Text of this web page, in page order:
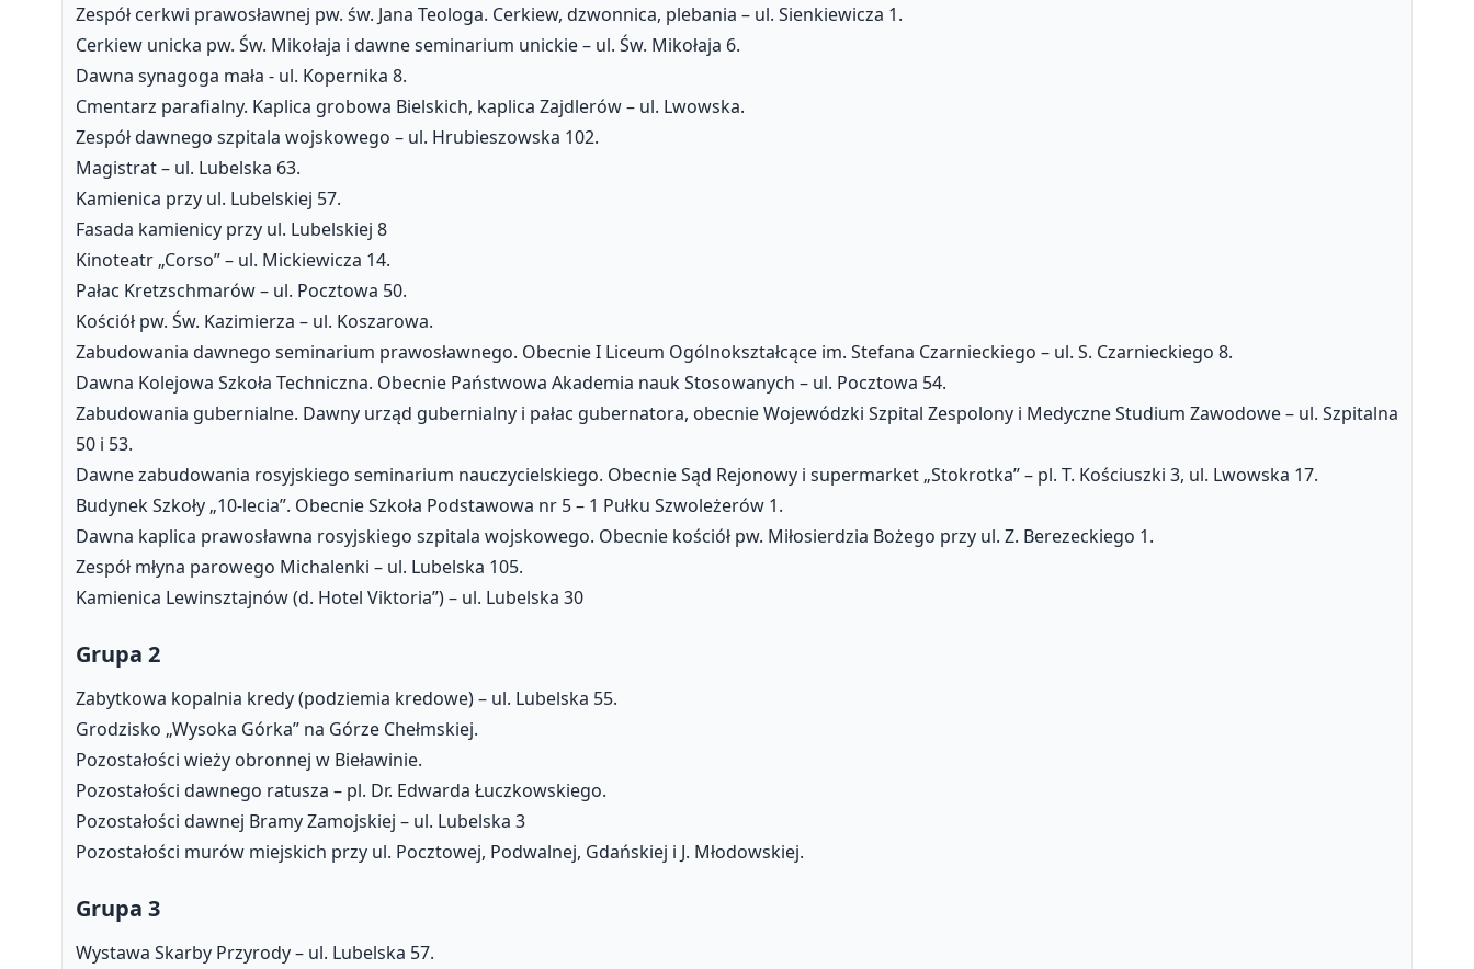
Zespół cerkwi prawosławnej pw. św. Jana Teologa. Cerkiew, dzwonnica, plebania – ul. Sienkiewicza 1.
Cerkiew unicka pw. Św. Mikołaja i dawne seminarium unickie – ul. Św. Mikołaja 6.
Dawna synagoga mała - ul. Kopernika 8.
Cmentarz parafialny. Kaplica grobowa Bielskich, kaplica Zajdlerów – ul. Lwowska.
Zespół dawnego szpitala wojskowego – ul. Hrubieszowska 102.
Magistrat – ul. Lubelska 63.
Kamienica przy ul. Lubelskiej 57.
Fasada kamienicy przy ul. Lubelskiej 8
Kinoteatr „Corso” – ul. Mickiewicza 14.
Pałac Kretzschmarów – ul. Pocztowa 50.
Kościół pw. Św. Kazimierza – ul. Koszarowa.
Zabudowania dawnego seminarium prawosławnego. Obecnie I Liceum Ogólnokształcące im. Stefana Czarnieckiego – ul. S. Czarnieckiego 8.
Dawna Kolejowa Szkoła Techniczna. Obecnie Państwowa Akademia nauk Stosowanych – ul. Pocztowa 54.
Zabudowania gubernialne. Dawny urząd gubernialny i pałac gubernatora, obecnie Wojewódzki Szpital Zespolony i Medyczne Studium Zawodowe – ul. Szpitalna
50 i 53.
Dawne zabudowania rosyjskiego seminarium nauczycielskiego. Obecnie Sąd Rejonowy i supermarket „Stokrotka” – pl. T. Kościuszki 3, ul. Lwowska 17.
Budynek Szkoły „10-lecia”. Obecnie Szkoła Podstawowa nr 5 – 1 Pułku Szwoleżerów 1.
Dawna kaplica prawosławna rosyjskiego szpitala wojskowego. Obecnie kościół pw. Miłosierdzia Bożego przy ul. Z. Berezeckiego 1.
Zespół młyna parowego Michalenki – ul. Lubelska 105.
Kamienica Lewinsztajnów (d. Hotel Viktoria”) – ul. Lubelska 30
Grupa 2
Zabytkowa kopalnia kredy (podziemia kredowe) – ul. Lubelska 55.
Grodzisko „Wysoka Górka” na Górze Chełmskiej.
Pozostałości wieży obronnej w Bieławinie.
Pozostałości dawnego ratusza – pl. Dr. Edwarda Łuczkowskiego.
Pozostałości dawnej Bramy Zamojskiej – ul. Lubelska 3
Pozostałości murów miejskich przy ul. Pocztowej, Podwalnej, Gdańskiej i J. Młodowskiej.
Grupa 3
Wystawa Skarby Przyrody – ul. Lubelska 57.